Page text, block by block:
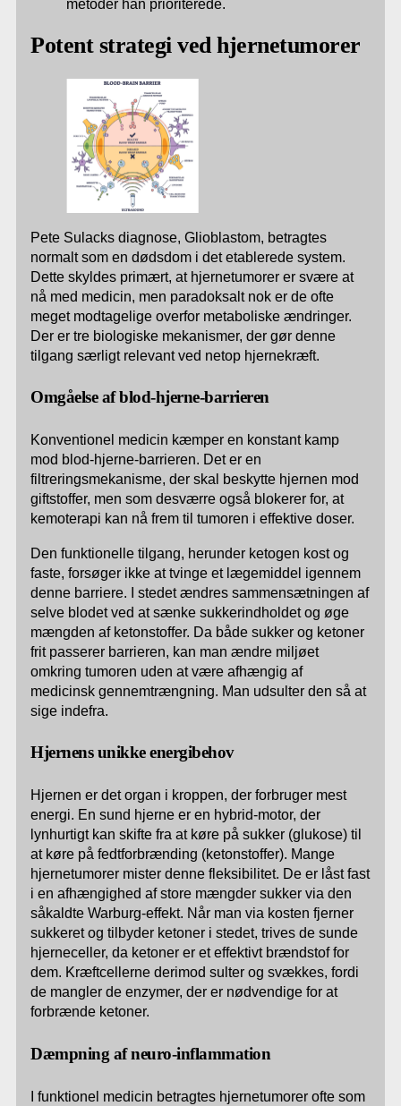
metoder han prioriterede.
Potent strategi ved hjernetumorer
Pete Sulacks diagnose, Glioblastom, betragtes
normalt som en dødsdom i det etablerede system.
Dette skyldes primært, at hjernetumorer er svære at
nå med medicin, men paradoksalt nok er de ofte
meget modtagelige overfor metaboliske ændringer.
Der er tre biologiske mekanismer, der gør denne
tilgang særligt relevant ved netop hjernekræft.
Omgåelse af blod-hjerne-barrieren
Konventionel medicin kæmper en konstant kamp
mod blod-hjerne-barrieren. Det er en
filtreringsmekanisme, der skal beskytte hjernen mod
giftstoffer, men som desværre også blokerer for, at
kemoterapi kan nå frem til tumoren i effektive doser.
Den funktionelle tilgang, herunder ketogen kost og
faste, forsøger ikke at tvinge et lægemiddel igennem
denne barriere. I stedet ændres sammensætningen af
selve blodet ved at sænke sukkerindholdet og øge
mængden af ketonstoffer. Da både sukker og ketoner
frit passerer barrieren, kan man ændre miljøet
omkring tumoren uden at være afhængig af
medicinsk gennemtrængning. Man udsulter den så at
sige indefra.
Hjernens unikke energibehov
Hjernen er det organ i kroppen, der forbruger mest
energi. En sund hjerne er en hybrid-motor, der
lynhurtigt kan skifte fra at køre på sukker (glukose) til
at køre på fedtforbrænding (ketonstoffer). Mange
hjernetumorer mister denne fleksibilitet. De er låst fast
i en afhængighed af store mængder sukker via den
såkaldte Warburg-effekt. Når man via kosten fjerner
sukkeret og tilbyder ketoner i stedet, trives de sunde
hjerneceller, da ketoner er et effektivt brændstof for
dem. Kræftcellerne derimod sulter og svækkes, fordi
de mangler de enzymer, der er nødvendige for at
forbrænde ketoner.
Dæmpning af neuro-inflammation
I funktionel medicin betragtes hjernetumorer ofte som